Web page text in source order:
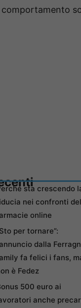
sta crescendo
nei confronti
online
per tornare”:
dalla
fa felici i fans,
è Fedez
500 euro ai
anche